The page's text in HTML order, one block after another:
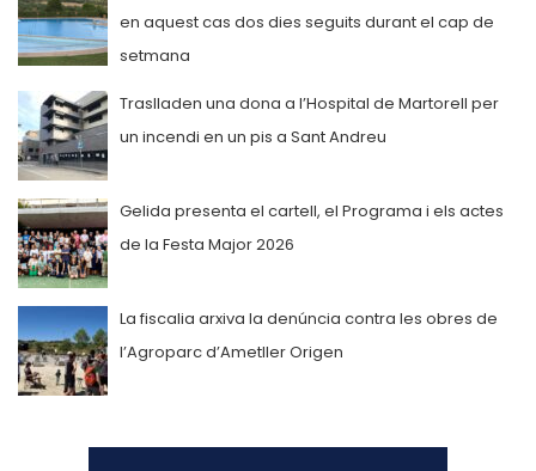
en aquest cas dos dies seguits durant el cap de
setmana
Traslladen una dona a l’Hospital de Martorell per
un incendi en un pis a Sant Andreu
Gelida presenta el cartell, el Programa i els actes
de la Festa Major 2026
La fiscalia arxiva la denúncia contra les obres de
l’Agroparc d’Ametller Origen